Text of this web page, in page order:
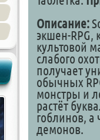
Описание:
экшен-RPG,
культовой
слабого
получает
обычных
монстры и
растёт
гоблинов, а
демонов.